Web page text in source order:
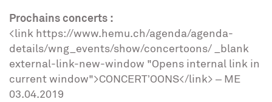
Prochains concerts :
<link https://www.hemu.ch/agenda/agenda-
details/wng_events/show/concertoons/ _blank
external-link-new-window "Opens internal link in
current window">CONCERT’OONS</link> – ME
03.04.2019